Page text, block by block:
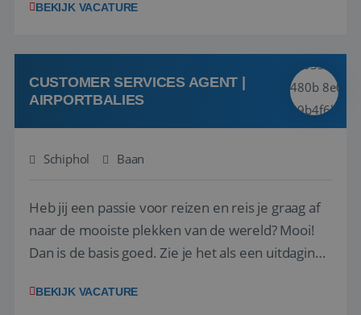
vinden. Samen maken we van elke reis een
hebt in de reisbranche of j...
BEKIJK VACATURE
CUSTOMER SERVICES AGENT |
AIRPORTBALIES
Schiphol Baan
Heb jij een passie voor reizen en reis je graag af
naar de mooiste plekken van de wereld? Mooi!
Dan is de basis goed. Zie je het als een uitdaging
het samenstellen en boeken van de perfecte
BEKIJK VACATURE